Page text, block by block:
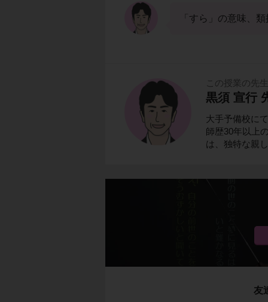
「すら」の意味、
この授業の先生
黒須 宣行
大手予備校に
師歴30年以上
は、独特な親
友